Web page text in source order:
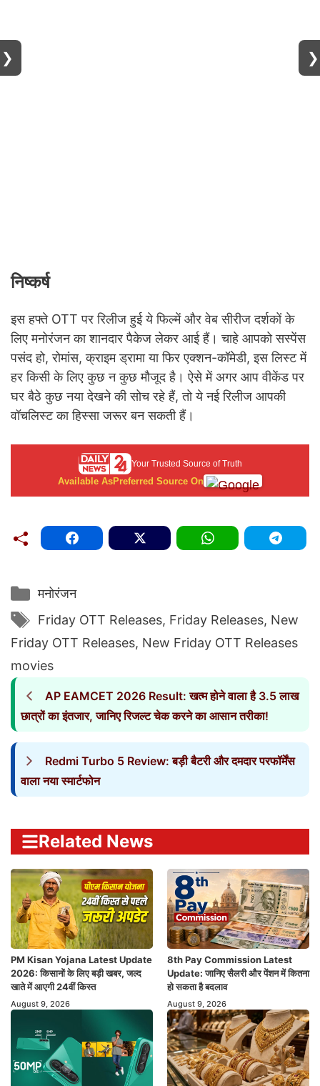
निष्कर्ष
इस हफ्ते OTT पर रिलीज हुई ये फिल्में और वेब सीरीज दर्शकों के
लिए मनोरंजन का शानदार पैकेज लेकर आई हैं। चाहे आपको सस्पेंस
पसंद हो, रोमांस, क्राइम ड्रामा या फिर एक्शन-कॉमेडी, इस लिस्ट में
हर किसी के लिए कुछ न कुछ मौजूद है। ऐसे में अगर आप वीकेंड पर
घर बैठे कुछ नया देखने की सोच रहे हैं, तो ये नई रिलीज आपकी
वॉचलिस्ट का हिस्सा जरूर बन सकती हैं।
Your Trusted Source of Truth
Available AsPreferred Source On
Categories
मनोरंजन
Tags
Friday OTT Releases, Friday Releases, New
Friday OTT Releases, New Friday OTT Releases
movies
AP EAMCET 2026 Result: खत्म होने वाला है 3.5 लाख
छात्रों का इंतजार, जानिए रिजल्ट चेक करने का आसान तरीका!
Redmi Turbo 5 Review: बड़ी बैटरी और दमदार परफॉर्मेंस
वाला नया स्मार्टफोन
Related News
PM Kisan Yojana Latest Update
2026: किसानों के लिए बड़ी खबर, जल्द
खाते में आएगी 24वीं किस्त
August 9, 2026
8th Pay Commission Latest
Update: जानिए सैलरी और पेंशन में कितना
हो सकता है बदलाव
August 9, 2026
❯ ❯